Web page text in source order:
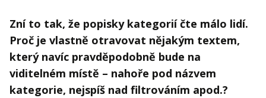
Zní to tak, že popisky kategorií čte málo lidí.
Proč je vlastně otravovat nějakým textem,
který navíc pravděpodobně bude na
viditelném místě – nahoře pod názvem
kategorie, nejspíš nad filtrováním apod.?